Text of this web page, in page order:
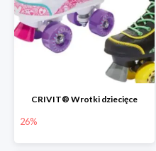
CRIVIT® Wrotki dziecięce
26%